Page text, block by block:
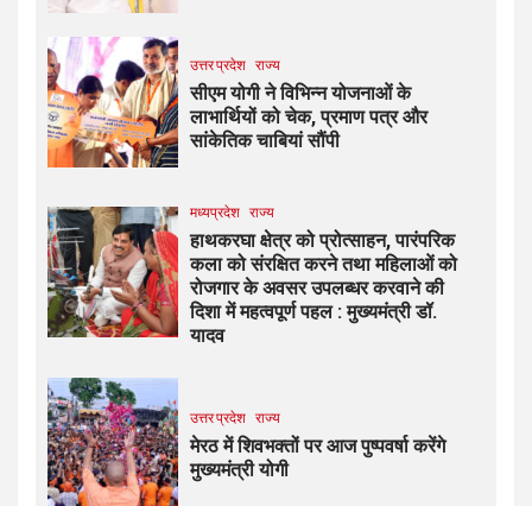
उत्तर प्रदेश राज्य
सीएम योगी ने विभिन्न योजनाओं के
लाभार्थियों को चेक, प्रमाण पत्र और
सांकेतिक चाबियां सौंपी
मध्यप्रदेश राज्य
हाथकरघा क्षेत्र को प्रोत्साहन, पारंपरिक
कला को संरक्षित करने तथा महिलाओं को
रोजगार के अवसर उपलब्धर करवाने की
दिशा में महत्वपूर्ण पहल : मुख्यमंत्री डॉ.
यादव
उत्तर प्रदेश राज्य
मेरठ में शिवभक्तों पर आज पुष्पवर्षा करेंगे
मुख्यमंत्री योगी